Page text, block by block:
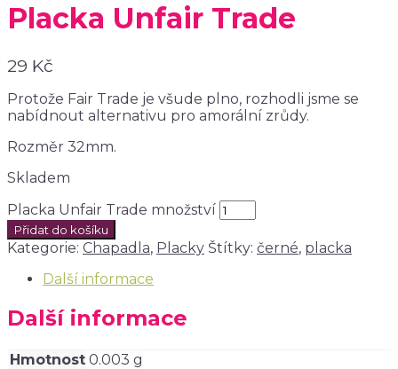
Placka Unfair Trade
29 Kč
Protože Fair Trade je všude plno, rozhodli jsme se
nabídnout alternativu pro amorální zrůdy.
Rozměr 32mm.
Skladem
Placka Unfair Trade množství
Přidat do košíku
Kategorie: Chapadla, Placky Štítky: černé, placka
Další informace
Další informace
Hmotnost 0.003 g